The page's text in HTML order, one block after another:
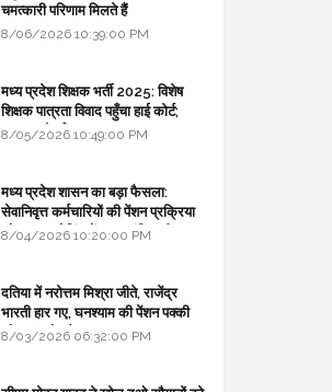
चमत्कारी परिणाम मिलते हैं
8/06/2026 10:39:00 PM
मध्य प्रदेश शिक्षक भर्ती 2025: विशेष
शिक्षक पात्रता विवाद पहुँचा हाई कोर्ट;
सरकार से माँगा जवाब
8/05/2026 10:49:00 PM
मध्य प्रदेश शासन का बड़ा फैसला:
सेवानिवृत्त कर्मचारियों की पेंशन प्रक्रिया
और बजट कोडिंग में हुए क्रांतिकारी
8/04/2026 10:20:00 PM
दतिया में नरोत्तम मिश्रा जीते, राजेंद्र
भारती हार गए, घनश्याम की पेंशन पक्की
और आशुतोष बैक टू...
8/03/2026 06:32:00 PM